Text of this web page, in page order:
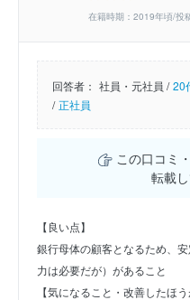
在籍時期：2019年頃/投
回答者： 社員・元社員 / 20
/ 正社員
この口コミ
転載し
【良い点】
銀行母体の顧客となるため、
力は必要だが）があること
【気になること・改善したほう